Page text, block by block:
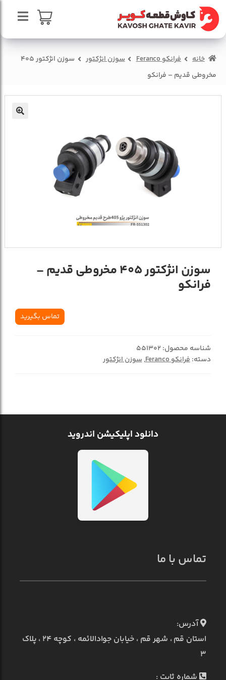
پرش
به
ناوبری
پرش
به
محتوا
صفحه اصلی
سبد خرید
درباره ما
خانه فرانکو Feranco سوزن انژکتور
سوزن انژکتور 405
مخروطی قدیم – فرانکو
سوزن انژکتور 405 مخروطی قدیم –
فرانکو
تماس بگیرید
شناسه محصول: 551302
دسته:فرانکو Feranco ,سوزن انژکتور
دانلود اپلیکیشن اندروید
تماس با ما
آدرس:
استان قم ، شهر قم ، خیابان جوادالائمه ، کوچه ۲۴ ، پلاک
۳
شماره ثابت :